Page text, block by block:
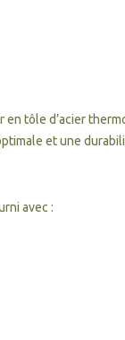
en tôle d’acier
et une
avec :